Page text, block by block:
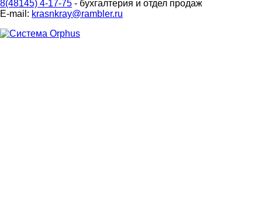
8(48145) 4-17-75 - бухгалтерия и отдел продаж
E-mail: krasnkray@rambler.ru